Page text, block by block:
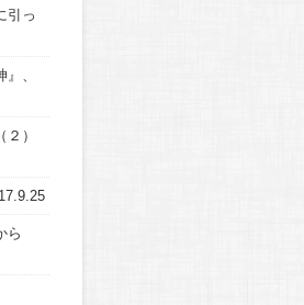
引っ
、
）
17.9.25
ら